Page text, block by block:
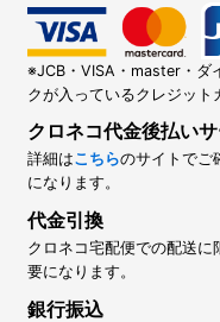
※JCB・VISA・master・ダ
クが入っているクレジット
クロネコ代金後払い
詳細はこちらのサイトでご
になります。
代金引換
クロネコ宅配便での配送
要になります。
銀行振込